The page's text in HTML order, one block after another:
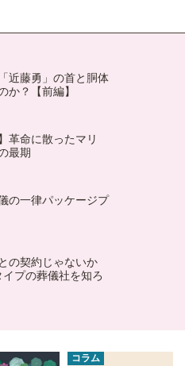
近藤勇」の首と胴体
か？【前編】
革命に散ったマリ
最期
の一律パッケージプ
の契約じゃないか
プの葬儀社を知ろ
コラム